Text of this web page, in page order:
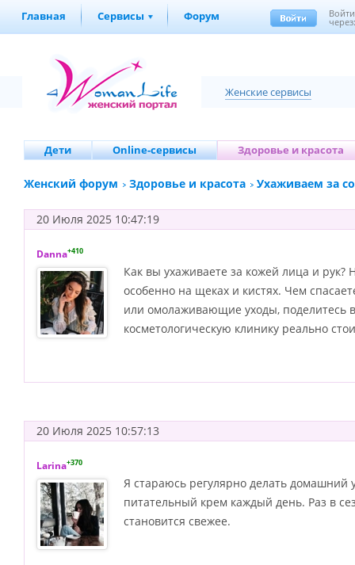
Главная Сервисы Форум Войти
Женские сервисы
Дети Online-сервисы Здоровье и красота
Женский форум Здоровье и красота Ухаживаем за
20 Июля 2025 10:47:19
Danna+410
Как вы ухаживаете за кожей лица и рук?
особенно на щеках и кистях. Чем
или омолаживающие уходы, поделитесь
косметологическую клинику реально
20 Июля 2025 10:57:13
Larina+370
Я стараюсь регулярно делать домашний
питательный крем каждый день. Раз в
становится свежее.